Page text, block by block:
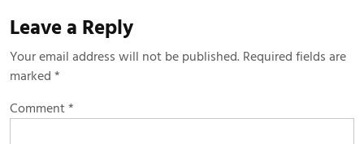
Leave a Reply
Your email address will not be published. Required fields are
marked *
Comment*